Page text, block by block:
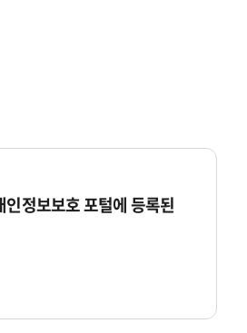
정보보호 포털에 등록된